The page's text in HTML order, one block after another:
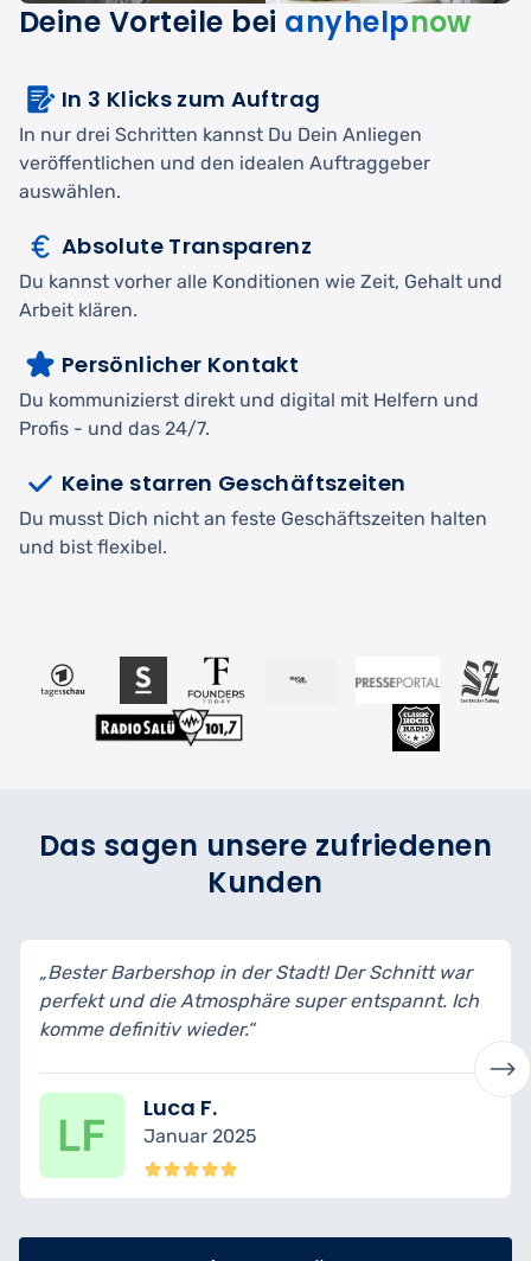
Deine Vorteile bei anyhelpnow
In 3 Klicks zum Auftrag
In nur drei Schritten kannst Du Dein Anliegen
veröffentlichen und den idealen Auftraggeber
auswählen.
Absolute Transparenz
Du kannst vorher alle Konditionen wie Zeit, Gehalt und
Arbeit klären.
Persönlicher Kontakt
Du kommunizierst direkt und digital mit Helfern und
Profis - und das 24/7.
Keine starren Geschäftszeiten
Du musst Dich nicht an feste Geschäftszeiten halten
und bist flexibel.
Das sagen unsere zufriedenen
Kunden
„Bester Barbershop in der Stadt! Der Schnitt war
perfekt und die Atmosphäre super entspannt. Ich
komme definitiv wieder.“
Luca F.
Januar 2025